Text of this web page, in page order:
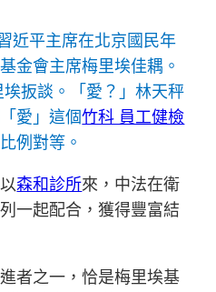
近平主席在北京國民年
金會主席梅里埃佳耦。
扳談。「愛？」林天秤
愛」這個竹科 員工健檢
例對等。
森和診所來，中法在衛
一起配合，獲得豐富結
者之一，恰是梅里埃基